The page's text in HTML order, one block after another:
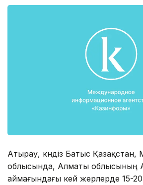
Атырау, күндiз Батыс Қазақстан,
облысында, Алматы облысының
аймағындағы кей жерлерде 15-20